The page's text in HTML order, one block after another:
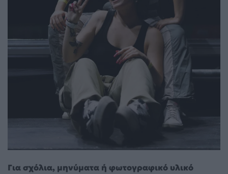
Για σχόλια, μηνύματα ή φωτογραφικό υλικό